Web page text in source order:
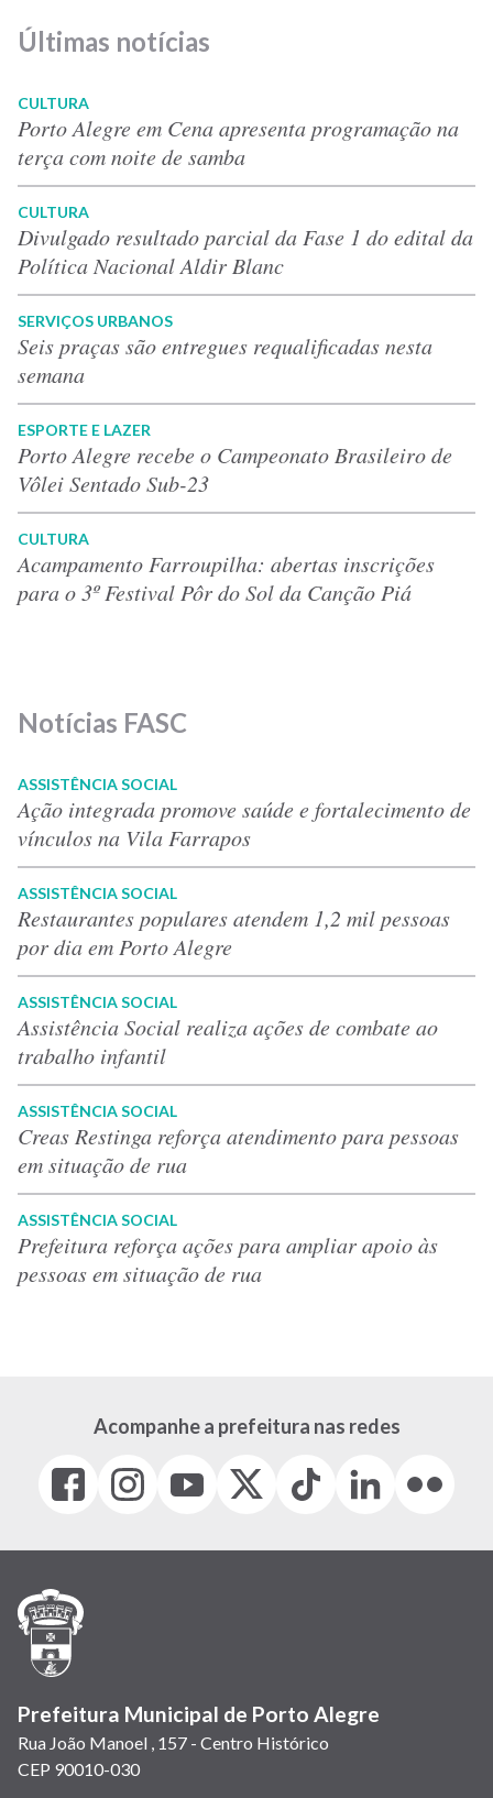
Últimas notícias
CULTURA
Porto Alegre em Cena apresenta programação na
terça com noite de samba
CULTURA
Divulgado resultado parcial da Fase 1 do edital da
Política Nacional Aldir Blanc
SERVIÇOS URBANOS
Seis praças são entregues requalificadas nesta
semana
ESPORTE E LAZER
Porto Alegre recebe o Campeonato Brasileiro de
Vôlei Sentado Sub-23
CULTURA
Acampamento Farroupilha: abertas inscrições
para o 3º Festival Pôr do Sol da Canção Piá
Notícias FASC
ASSISTÊNCIA SOCIAL
Ação integrada promove saúde e fortalecimento de
vínculos na Vila Farrapos
ASSISTÊNCIA SOCIAL
Restaurantes populares atendem 1,2 mil pessoas
por dia em Porto Alegre
ASSISTÊNCIA SOCIAL
Assistência Social realiza ações de combate ao
trabalho infantil
ASSISTÊNCIA SOCIAL
Creas Restinga reforça atendimento para pessoas
em situação de rua
ASSISTÊNCIA SOCIAL
Prefeitura reforça ações para ampliar apoio às
pessoas em situação de rua
Acompanhe a prefeitura nas redes
Facebook
(link
em
janela)
Instagram
(link
em
(link
em
(Antigo
(link
Tiktok
(link
em
LinkedIn
(link
em
(link
em
Prefeitura Municipal de Porto Alegre
Rua João Manoel , 157 - Centro Histórico
CEP 90010-030